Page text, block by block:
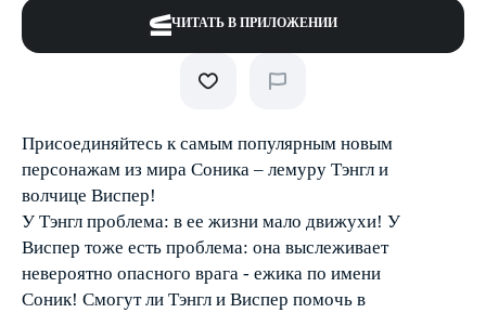
ЧИТАТЬ В ПРИЛОЖЕНИИ
Присоединяйтесь к самым популярным новым
персонажам из мира Соника – лемуру Тэнгл и
волчице Виспер!
У Тэнгл проблема: в ее жизни мало движухи! У
Виспер тоже есть проблема: она выслеживает
невероятно опасного врага - ежика по имени
Соник! Смогут ли Тэнгл и Виспер помочь в